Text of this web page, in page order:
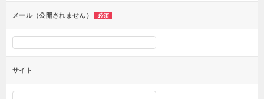
メール（公開されません） 必須
サイト